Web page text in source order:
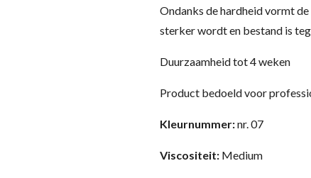
Ondanks de hardheid vormt
sterker wordt en bestand is
Duurzaamheid tot 4 weken
Product bedoeld voor
Kleurnummer:nr. 07
Viscositeit: Medium